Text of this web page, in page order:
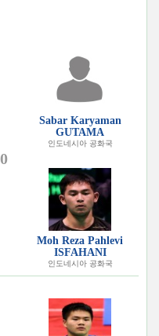
0
Sabar Karyaman
GUTAMA
인도네시아 공화국
Moh Reza Pahlevi
ISFAHANI
인도네시아 공화국